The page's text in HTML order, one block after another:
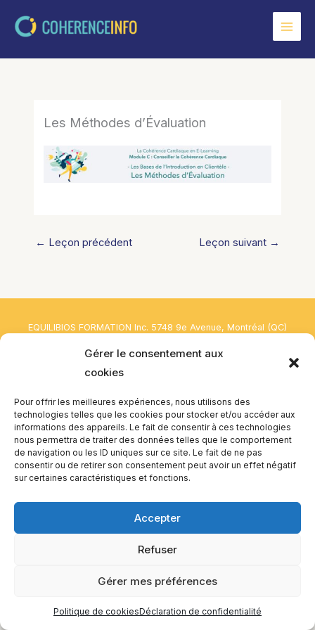
Gérer le consentement aux
cookies
Pour offrir les meilleures expériences, nous utilisons des
technologies telles que les cookies pour stocker et/ou accéder aux
informations des appareils. Le fait de consentir à ces technologies
nous permettra de traiter des données telles que le comportement
de navigation ou les ID uniques sur ce site. Le fait de ne pas
consentir ou de retirer son consentement peut avoir un effet négatif
sur certaines caractéristiques et fonctions.
Accepter
Refuser
Gérer mes préférences
Politique de cookiesDéclaration de confidentialité
Les Méthodes d’Évaluation
← Leçon précédent Leçon suivant →
EQUILIBIOS FORMATION Inc. 5748 9e Avenue, Montréal (QC)